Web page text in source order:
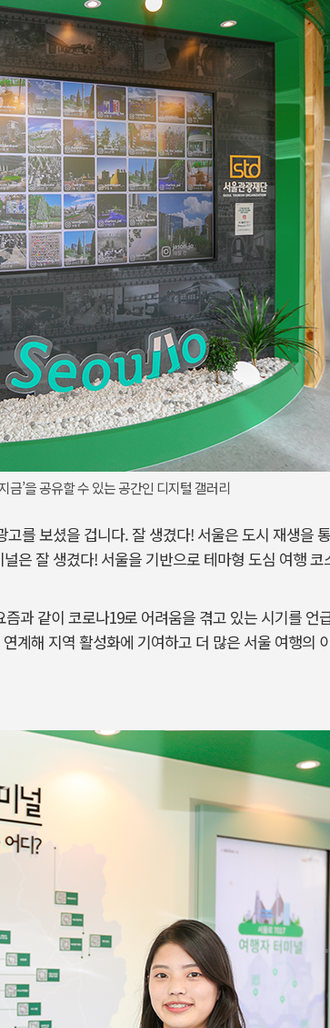
금’을 공유할 수 있는 공간인 디지털 갤러리
고를 보셨을 겁니다. 잘 생겼다! 서울은 도시 재생을
은 잘 생겼다! 서울을 기반으로 테마형 도심 여행
과 같이 코로나19로 어려움을 겪고 있는 시기를 언
계해 지역 활성화에 기여하고 더 많은 서울 여행의